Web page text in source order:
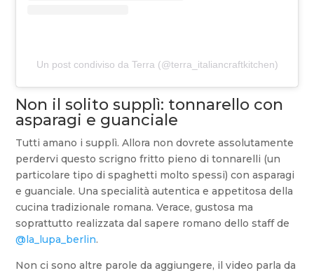
Un post condiviso da Terra (@terra_italiancraftkitchen)
Non il solito supplì: tonnarello con
asparagi e guanciale
Tutti amano i supplì. Allora non dovrete assolutamente
perdervi questo scrigno fritto pieno di tonnarelli (un
particolare tipo di spaghetti molto spessi) con asparagi
e guanciale. Una specialità autentica e appetitosa della
cucina tradizionale romana. Verace, gustosa ma
soprattutto realizzata dal sapere romano dello staff de
@la_lupa_berlin.
Non ci sono altre parole da aggiungere, il video parla da